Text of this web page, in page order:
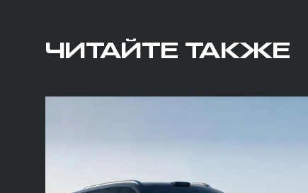
ЧИТАЙТЕ ТАКЖЕ